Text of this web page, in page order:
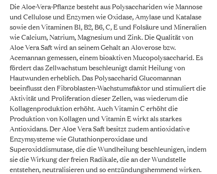
Die Aloe-Vera-Pflanze besteht aus Polysacchariden wie Mannose
und Cellulose und Enzymen wie Oxidase, Amylase und Katalase
sowie den Vitaminen B1, B2, B6, C, E und Folsäure und Mineralien
wie Calcium, Natrium, Magnesium und Zink. Die Qualität von
Aloe Vera Saft wird an seinem Gehalt an Aloverose bzw.
Acemannan gemessen, einem bioaktiven Mucopolysaccharid. Es
fördert das Zellwachstum beschleunigt damit Heilung von
Hautwunden erheblich. Das Polysaccharid Glucomannan
beeinflusst den Fibroblasten-Wachstumsfaktor und stimuliert die
Aktivität und Proliferation dieser Zellen, was wiederum die
Kollagenproduktion erhöht. Auch Vitamin C erhöht die
Produktion von Kollagen und Vitamin E wirkt als starkes
Antioxidans. Der Aloe Vera Saft besitzt zudem antioxidative
Enzymsysteme wie Glutathionperoxidase und
Superoxiddismutase, die die Wundheilung beschleunigen, indem
sie die Wirkung der freien Radikale, die an der Wundstelle
entstehen, neutralisieren und so entzündungshemmend wirken.